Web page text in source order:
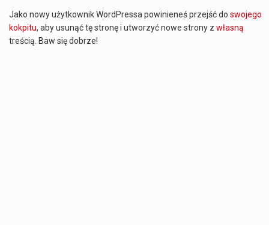
Jako nowy użytkownik WordPressa powinieneś przejść do swojego
kokpitu, aby usunąć tę stronę i utworzyć nowe strony z własną
treścią. Baw się dobrze!